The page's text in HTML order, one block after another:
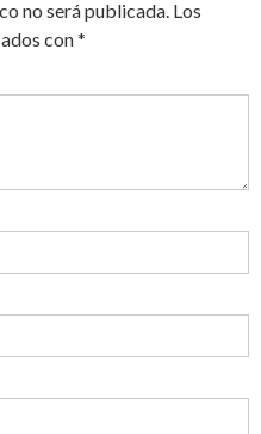
no será publicada. Los
con*